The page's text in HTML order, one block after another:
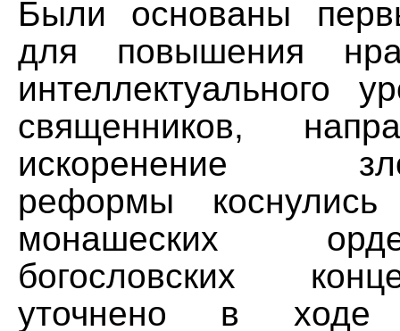
Были основаны
для повышения
интеллектуального
священников,
искоренение
реформы
монашеских
богословских
уточнено в ходе